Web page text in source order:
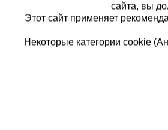
сайта, вы
Этот сайт применяет
Некоторые категории cookie